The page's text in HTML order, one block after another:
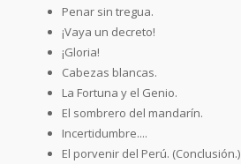
Penar sin tregua.
¡Vaya un decreto!
¡Gloria!
Cabezas blancas.
La Fortuna y el Genio.
El sombrero del mandarín.
Incertidumbre....
El porvenir del Perú. (Conclusión.)